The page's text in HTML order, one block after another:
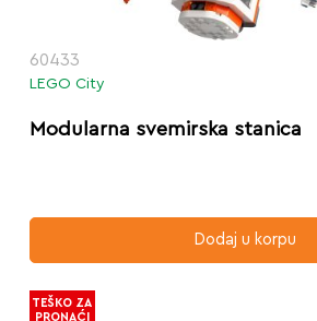
60433
LEGO City
Modularna svemirska stanica
Dodaj u korpu
TEŠKO ZA
PRONAĆI